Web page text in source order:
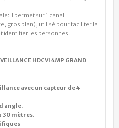
Il permet sur 1 canal
gros plan), utilisé pour faciliter la
identifier les personnes.
HDCVI 4MP GRAND
avec un capteur de 4
angle.
30 mètres.